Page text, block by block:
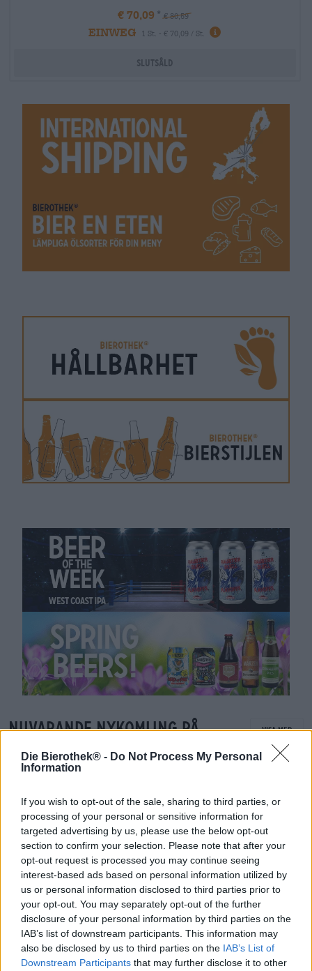
Die Bierothek® - Do Not Process My Personal
Information
If you wish to opt-out of the sale, sharing to third parties, or
processing of your personal or sensitive information for
targeted advertising by us, please use the below opt-out
section to confirm your selection. Please note that after your
opt-out request is processed you may continue seeing
interest-based ads based on personal information utilized by
us or personal information disclosed to third parties prior to
your opt-out. You may separately opt-out of the further
disclosure of your personal information by third parties on the
IAB’s list of downstream participants. This information may
also be disclosed by us to third parties on the IAB’s List of
Downstream Participants that may further disclose it to other
€ 70,09 € 80,59
EINWEG 1 St. - € 70,09 / St.
Slutsåld
Nuvarande nykomling på
Bierothek
Visa mer